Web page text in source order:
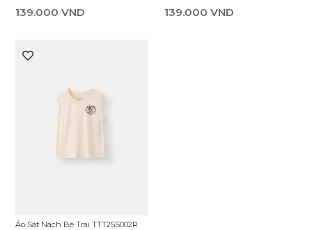
139.000 VND 139.000 VND
Áo Sát Nách Bé Trai TTT25S002R